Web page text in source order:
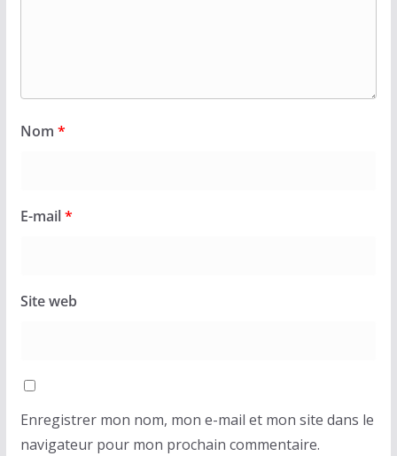
Nom *
E-mail*
Site web
Enregistrer mon nom, mon e-mail et mon site dans le
navigateur pour mon prochain commentaire.